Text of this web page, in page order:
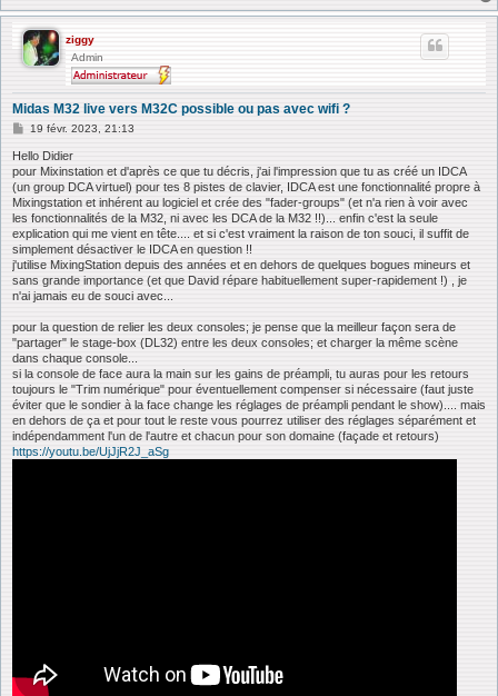
ziggy
Admin
Midas M32 live vers M32C possible ou pas avec wifi ?
M
s
s
g
e
19 févr. 2023, 21:13
Hello Didier
pour Mixinstation et d'après ce que tu décris, j'ai l'impression que tu as créé un IDCA
(un group DCA virtuel) pour tes 8 pistes de clavier, IDCA est une fonctionnalité propre à
Mixingstation et inhérent au logiciel et crée des "fader-groups" (et n'a rien à voir avec
les fonctionnalités de la M32, ni avec les DCA de la M32 !!)... enfin c'est la seule
explication qui me vient en tête.... et si c'est vraiment la raison de ton souci, il suffit de
simplement désactiver le IDCA en question !!
j'utilise MixingStation depuis des années et en dehors de quelques bogues mineurs et
sans grande importance (et que David répare habituellement super-rapidement !) , je
n'ai jamais eu de souci avec...
pour la question de relier les deux consoles; je pense que la meilleur façon sera de
"partager" le stage-box (DL32) entre les deux consoles; et charger la même scène
dans chaque console...
si la console de face aura la main sur les gains de préampli, tu auras pour les retours
toujours le "Trim numérique" pour éventuellement compenser si nécessaire (faut juste
éviter que le sondier à la face change les réglages de préampli pendant le show).... mais
en dehors de ça et pour tout le reste vous pourrez utiliser des réglages séparément et
indépendamment l'un de l'autre et chacun pour son domaine (façade et retours)
https://youtu.be/UjJjR2J_aSg